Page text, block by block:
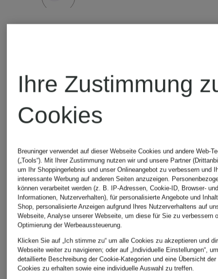
MASON'S
Chino
MASON'S
Hose
Ihre Zustimmung
Cookies
Breuninger verwendet auf dieser Webseite Cookies und andere Web-
(„Tools“). Mit Ihrer Zustimmung nutzen wir und unsere Partner
um Ihr Shoppingerlebnis und unser Onlineangebot zu verbessern und
interessante Werbung auf anderen Seiten anzuzeigen.
können verarbeitet werden (z. B. IP-Adressen, Cookie-ID, Browser-
Informationen, Nutzerverhalten), für personalisierte Angebote und
Shop, personalisierte Anzeigen aufgrund Ihres Nutzerverhaltens auf
Webseite, Analyse unserer Webseite, um diese für Sie zu verbessern
Optimierung der Werbeaussteuerung.
Klicken Sie auf „Ich stimme zu“ um alle Cookies zu akzeptieren und
Webseite weiter zu navigieren; oder auf „Individuelle Einstellungen“,
detaillierte Beschreibung der Cookie-Kategorien und eine Übersicht
Cookies zu erhalten sowie eine individuelle Auswahl zu treffen.